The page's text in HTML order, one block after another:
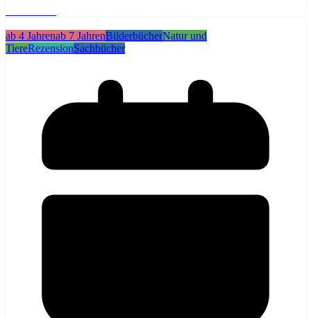
ab 4 Jahrenab 7 JahrenBilderbücherNatur und
TiereRezensionSachbücher